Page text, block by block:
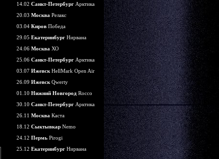
14.02 Санкт-Петербург Арктика
20.03 Москва Релакс
03.04 Киров Победа
29.05 Екатеринбург Нирвана
24.06 Москва ХО
25.06 Санкт-Петербург Арктика
03.07 Ижевск HellMark Open Air
26.09 Ижевск Qwerty
01.10 Нижний Новгород Rocco
30.10 Санкт-Петербург Арктика
26.11 Москва Каста
18.12 Сыктывкар Nemo
24.12 Пермь Pirogi
25.12 Екатеринбург Нирвана